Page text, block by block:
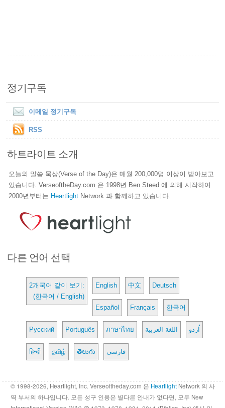
정기구독
이메일 정기구독
RSS
하트라이트 소개
오늘의 말씀 묵상(Verse of the Day)은 매월 200,000명 이상이 받아보고
있습니다. VerseoftheDay.com 은 1998년 Ben Steed 에 의해 시작하여
2000년부터는 Heartlight Network 과 함께하고 있습니다.
다른 언어 선택
2개국어 같이 보기:
(한국어 / English)
English 中文 Deutsch
Español Français 한국어
Русский Português ภาษาไทย اللغة العربية اُردو
हिन्दी தமிழ் తెలుగు فارسی
© 1998-2026, Heartlight, Inc. Verseoftheday.com 은 Heartlight Network 의 사
역 부서의 하나입니다. 모든 성구 인용은 별다른 안내가 없다면, 모두 New